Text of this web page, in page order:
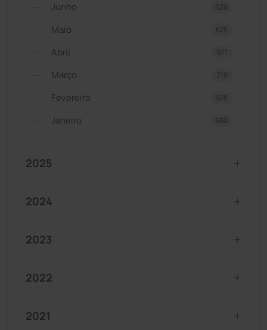
Junho 620
Maio 675
Abril 671
Março 710
Fevereiro 625
Janeiro 660
2025
2024
2023
2022
2021